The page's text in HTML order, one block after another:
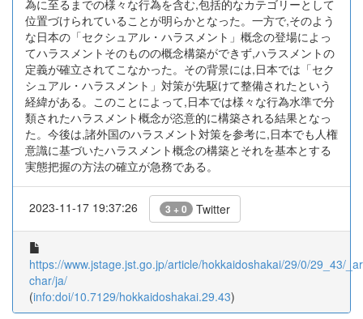
為に至るまでの様々な行為を含む,包括的なカテゴリーとして
位置づけられていることが明らかとなった。一方で,そのよう
な日本の「セクシュアル・ハラスメント」概念の登場によっ
てハラスメントそのものの概念構築ができず,ハラスメントの
定義が確立されてこなかった。その背景には,日本では「セク
シュアル・ハラスメント」対策が先駆けて整備されたという
経緯がある。このことによって,日本では様々な行為水準で分
類されたハラスメント概念が恣意的に構築される結果となっ
た。今後は,諸外国のハラスメント対策を参考に,日本でも人権
意識に基づいたハラスメント概念の構築とそれを基本とする
実態把握の方法の確立が急務である。
2023-11-17 19:37:26 3 + 0 Twitter
https://www.jstage.jst.go.jp/article/hokkaidoshakai/29/0/29_43/
char/ja/
(info:doi/10.7129/hokkaidoshakai.29.43)